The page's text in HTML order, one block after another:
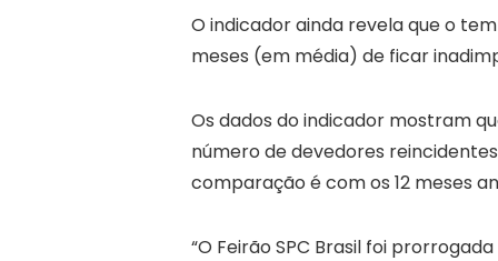
O indicador ainda revela que o
meses (em média) de ficar
Os dados do indicador mostram
número de devedores
comparação é com os 12 meses
“O Feirão SPC Brasil foi